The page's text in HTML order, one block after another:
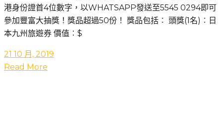
港身份證首4位數字，以WHATSAPP發送至5545 0294即可
參加豐富大抽獎！獎品超過50份！ 獎品包括︰ 頭獎(1名)︰日
本九州旅遊券 價值︰$
21 10 月, 2019
Read More